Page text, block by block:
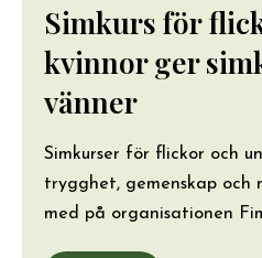
Simkurs för
kvinnor ger
vänner
Simkurser för flickor och
trygghet, gemenskap och
med på organisationen